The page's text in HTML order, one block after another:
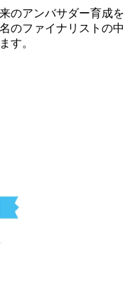
のアンバサダー育成を
のファイナリストの中
す。